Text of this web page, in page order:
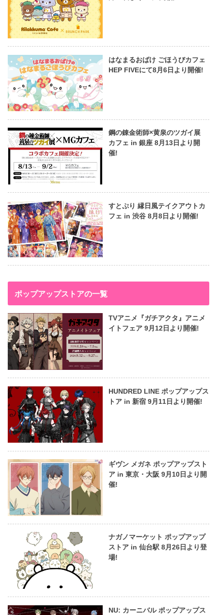
はなまるおばけ ごほうびカフェ
HEP FIVEにて8月6日より開催!
鋼の錬金術師×黄泉のツガイ展
カフェ in 銀座 8月13日より開
催!
すとぷり 縁日風テイクアウトカ
フェ in 渋谷 8月8日より開催!
ポップアップストアの一覧
TVアニメ『ガチアクタ』アニメ
イトフェア 9月12日より開催!
HUNDRED LINE ポップアップス
トア in 新宿 9月11日より開催!
ギヴン メガネ ポップアップスト
ア in 東京・大阪 9月10日より開
催!
ナガノマーケット ポップアップ
ストア in 仙台駅 8月26日より登
場!
NU: カーニバル ポップアップス